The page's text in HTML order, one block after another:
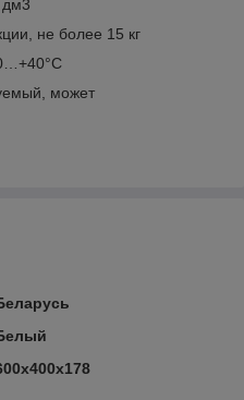
дм3
не более 15 кг
может